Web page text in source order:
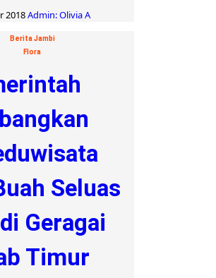
2018Admin: Olivia A
Berita Jambi
Flora
Seluas
Geragai
Timur